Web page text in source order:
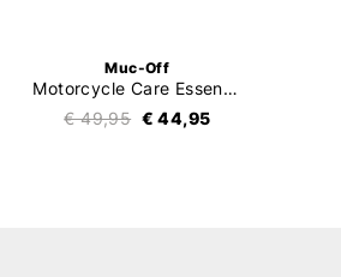
Muc-Off
Motorcycle Care Essentials Kit
€ 49,95 € 44,95